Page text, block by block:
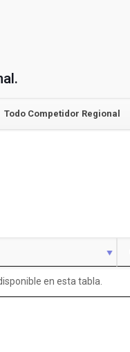
Todo Competidor Regional
en esta tabla.